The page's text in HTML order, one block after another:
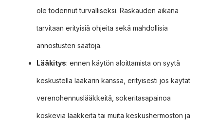
ole todennut turvalliseksi. Raskauden aikana
tarvitaan erityisiä ohjeita sekä mahdollisia
annostusten säätöjä.
Lääkitys: ennen käytön aloittamista on syytä
keskustella lääkärin kanssa, erityisesti jos käytät
verenohennuslääkkeitä, sokeritasapainoa
koskevia lääkkeitä tai muita keskushermoston ja